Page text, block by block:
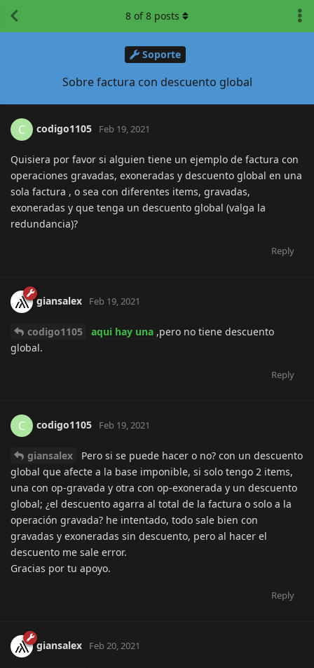
Soporte
Sobre factura con descuento global
8 of8 posts
C codigo1105 Feb 19, 2021
Quisiera por favor si alguien tiene un ejemplo de factura con
operaciones gravadas, exoneradas y descuento global en una
sola factura , o sea con diferentes items, gravadas,
exoneradas y que tenga un descuento global (valga la
redundancia)?
Reply
giansalex Feb 19, 2021
codigo1105 aqui hay una ,pero no tiene descuento
global.
Reply
C codigo1105 Feb 19, 2021
giansalex
Pero si se puede hacer o no? con un descuento
global que afecte a la base imponible, si solo tengo 2 items,
una con op-gravada y otra con op-exonerada y un descuento
global; ¿el descuento agarra al total de la factura o solo a la
operación gravada? he intentado, todo sale bien con
gravadas y exoneradas sin descuento, pero al hacer el
descuento me sale error.
Gracias por tu apoyo.
Reply
giansalex Feb 20, 2021